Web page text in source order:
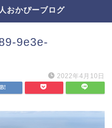
おかぴーブログ
9e3e-
2022年4月10日